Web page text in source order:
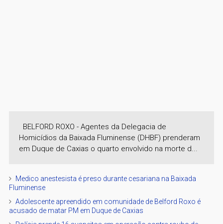
BELFORD ROXO - Agentes da Delegacia de
Homicídios da Baixada Fluminense (DHBF) prenderam
em Duque de Caxias o quarto envolvido na morte d...
Medico anestesista é preso durante cesariana na Baixada
Fluminense
Adolescente apreendido em comunidade de Belford Roxo é
acusado de matar PM em Duque de Caxias